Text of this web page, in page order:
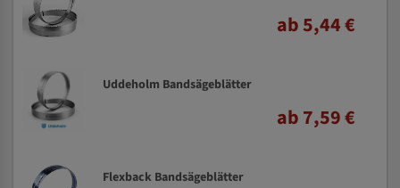
ab 5,44 €
Uddeholm Bandsägeblätter
ab 7,59 €
Flexback Bandsägeblätter